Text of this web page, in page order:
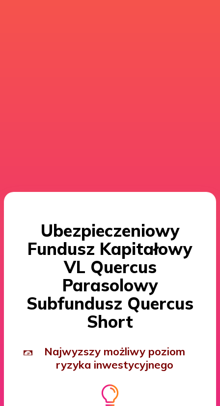
Ubezpieczeniowy
Fundusz Kapitałowy
VL Quercus
Parasolowy
Subfundusz Quercus
Short
Najwyzszy możliwy poziom
ryzyka inwestycyjnego